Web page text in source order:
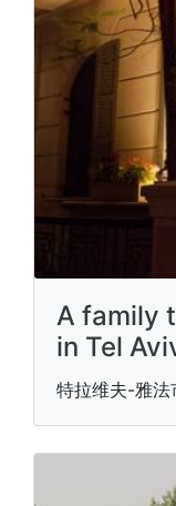
A family
in Tel
特拉维夫-雅法